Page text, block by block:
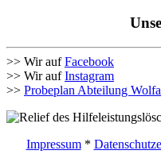
>> Wir aufFacebook
>> Wir aufInstagram
>> Probeplan Abteilung
Impressum*